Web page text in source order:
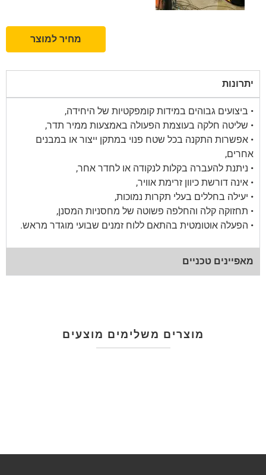
מחיר למוצר
יתרונות
• ביצועים גבוהים במידות קומפקטיות של היחידה,
• שליטה חלקה בעוצמת הפעולה באמצעות ממיר תדר,
• אפשרות התקנה בכל שטח פנוי במתקן ייצור או במבנים
אחרים,
• ניתנת להעברה בקלות לנקודה או לחדר אחר,
• אינה דורשת כיוון זרימת אוויר,
• יעילה בחללים בעלי תקרות נמוכות,
• תחזוקה קלה והחלפה פשוטה של מחסניות המסנן,
• הפעלה אוטומטית בהתאם ללוח זמנים שבועי מוגדר מראש.
מאפיינים טכניים
מוצרים משלימים מוצעים